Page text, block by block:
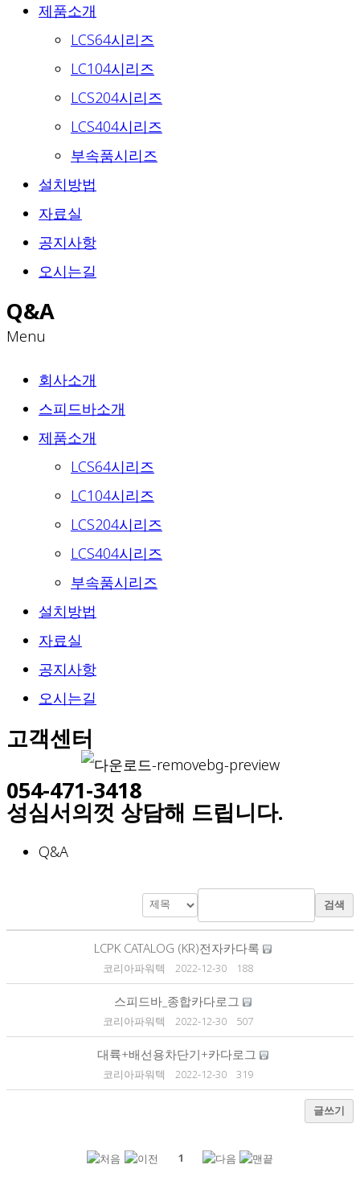
제품소개
LCS64시리즈
LC104시리즈
LCS204시리즈
LCS404시리즈
부속품시리즈
설치방법
자료실
공지사항
오시는길
Q&A
Menu
회사소개
스피드바소개
제품소개
LCS64시리즈
LC104시리즈
LCS204시리즈
LCS404시리즈
부속품시리즈
설치방법
자료실
공지사항
오시는길
고객센터
054-471-3418
성심서의껏 상담해 드립니다.
Q&A
검색
LCPK CATALOG (KR)전자카다록
코리아파워텍 2022-12-30 188
스피드바_종합카다로그
코리아파워텍 2022-12-30 507
대륙+배선용차단기+카다로그
코리아파워텍 2022-12-30 319
글쓰기
1